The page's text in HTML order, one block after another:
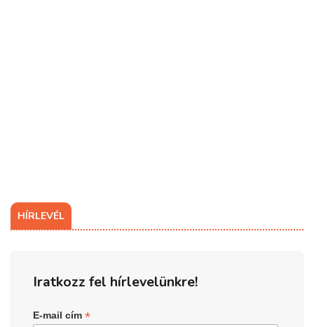
HÍRLEVÉL
Iratkozz fel hírlevelünkre!
E-mail cím*